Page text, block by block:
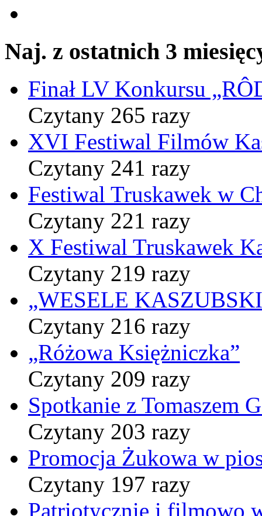
Naj. z ostatnich 3
Finał LV Konkursu
Czytany 265 razy
XVI Festiwal Filmów
Czytany 241 razy
Festiwal Truskawek w
Czytany 221 razy
X Festiwal Truskawek
Czytany 219 razy
„WESELE
Czytany 216 razy
„Różowa Księżniczka”
Czytany 209 razy
Spotkanie z Tomaszem
Czytany 203 razy
Promocja Żukowa w
Czytany 197 razy
Patriotycznie i filmowo